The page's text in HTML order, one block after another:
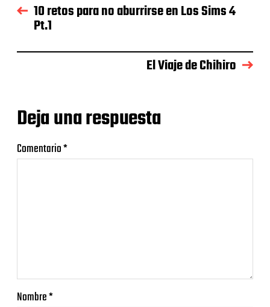
10 retos para no aburrirse en Los Sims 4
Pt.1
El Viaje de Chihiro
Deja una respuesta
Comentario*
Nombre*